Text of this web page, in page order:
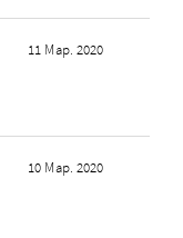
11 Мар. 2020
10 Мар. 2020